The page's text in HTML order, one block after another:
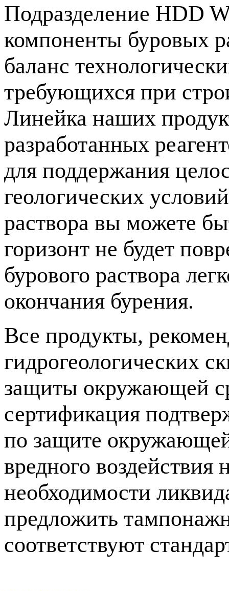
Подразделение HDD
компоненты буровых
баланс
требующихся при
Линейка наших
разработанных
для поддержания
геологических
раствора вы можете
горизонт не будет
бурового раствора
окончания бурения.
Все продукты,
гидрогеологических
защиты окружающей
сертификация
по защите окружающей
вредного
необходимости
предложить
соответствуют